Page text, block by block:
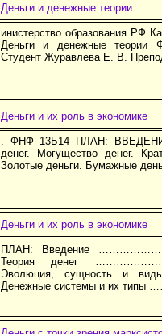
Деньги и денежные теории
инистерство образования РФ
Деньги и денежные теории
Студент Журавлева Е. В.
Деньги и их роль в экономике
. ФНФ 13Б14 ПЛАН:
денег. Могущество денег.
Золотые деньги. Бумажные
Деньги и их роль в экономике
ПЛАН: Введение
Теория денег
Эволюция, сущность и
Денежные системы и их